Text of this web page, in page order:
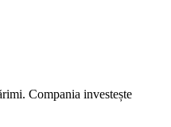
Compania investește